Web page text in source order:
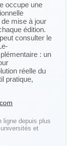
occupe une
mise à jour
édition.
consulter le
: un
réelle du
pratique,
ligne depuis plus
et